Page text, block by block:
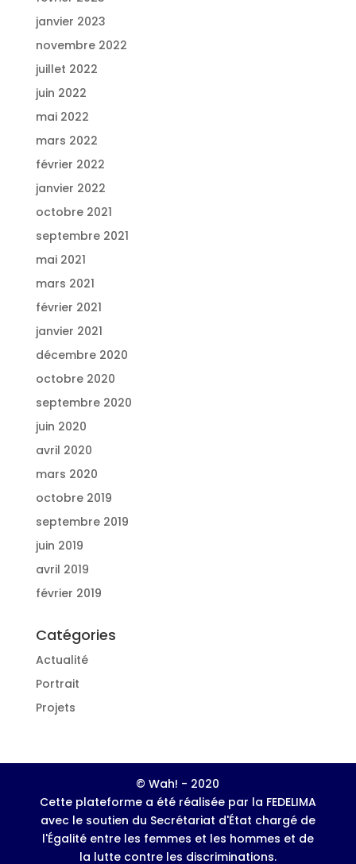
janvier 2023
novembre 2022
juillet 2022
juin 2022
mai 2022
mars 2022
février 2022
janvier 2022
octobre 2021
septembre 2021
mai 2021
mars 2021
février 2021
janvier 2021
décembre 2020
octobre 2020
septembre 2020
juin 2020
avril 2020
mars 2020
octobre 2019
septembre 2019
juin 2019
avril 2019
février 2019
Catégories
Actualité
Portrait
Projets
© Wah! - 2020
Cette plateforme a été réalisée par la FEDELIMA
avec le soutien du Secrétariat d'État chargé de
l'Égalité entre les femmes et les hommes et de
la lutte contre les discriminations.